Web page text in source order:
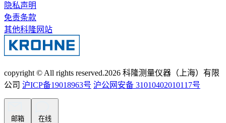
隐私声明
免责条款
其他科隆网站
copyright © All rights reserved.2026 科隆测量仪器（上海）有限
公司 沪ICP备19018963号 沪公网安备 31010402010117号
邮箱 在线